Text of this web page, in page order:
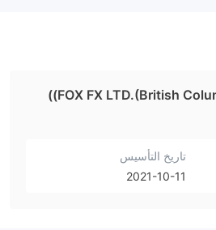
FOX FX LTD.(British
تاريخ التأسيس
2021-10-11